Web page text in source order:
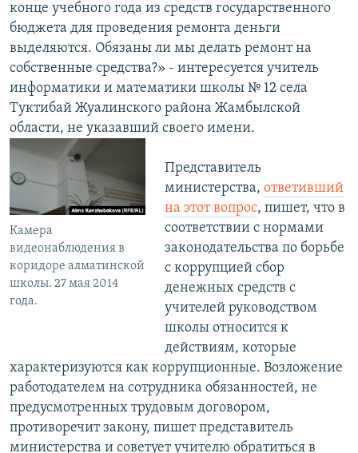
конце учебного года из средств государственного
бюджета для проведения ремонта деньги
выделяются. Обязаны ли мы делать ремонт на
собственные средства?» - интересуется учитель
информатики и математики школы № 12 села
Туктибай Жуалинского района Жамбылской
области, не указавший своего имени.
Камера
видеонаблюдения в
коридоре алматинской
школы. 27 мая 2014
года.
Представитель
министерства, ответивший
на этот вопрос, пишет, что в
соответствии с нормами
законодательства по борьбе
с коррупцией сбор
денежных средств с
учителей руководством
школы относится к
действиям, которые
характеризуются как коррупционные. Возложение
работодателем на сотрудника обязанностей, не
предусмотренных трудовым договором,
противоречит закону, пишет представитель
министерства и советует учителю обратиться в